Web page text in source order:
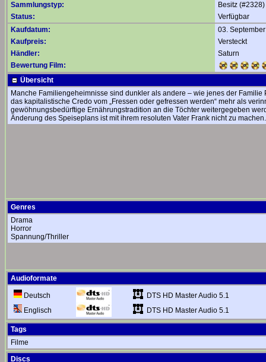
Sammlungstyp:
Besitz (#2328)
Status:
Verfügbar
Kaufdatum:
03.
Kaufpreis:
Versteckt
Händler:
Saturn
Bewertung Film:
Übersicht
Manche Familiengeheimnisse sind dunkler als andere – wie jenes der
das kapitalistische Credo vom „Fressen oder gefressen werden“ mehr als
gewöhnungsbedürftige Ernährungstradition an die Töchter weitergegeben
Änderung des Speiseplans ist mit ihrem resoluten Vater Frank nicht zu
Genres
Drama
Horror
Spannung/Thriller
Audioformate
Deutsch
DTS HD Master Audio 5.1
Englisch
DTS HD Master Audio 5.1
Tags
Filme
Discs